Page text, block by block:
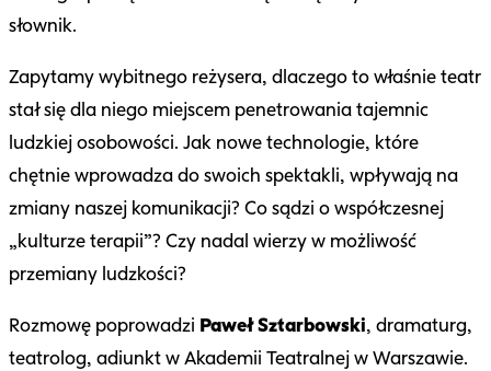
słownik.
Zapytamy wybitnego reżysera, dlaczego to właśnie teatr
stał się dla niego miejscem penetrowania tajemnic
ludzkiej osobowości. Jak nowe technologie, które
chętnie wprowadza do swoich spektakli, wpływają na
zmiany naszej komunikacji? Co sądzi o współczesnej
„kulturze terapii”? Czy nadal wierzy w możliwość
przemiany ludzkości?
Rozmowę poprowadzi Paweł Sztarbowski, dramaturg,
teatrolog, adiunkt w Akademii Teatralnej w Warszawie.